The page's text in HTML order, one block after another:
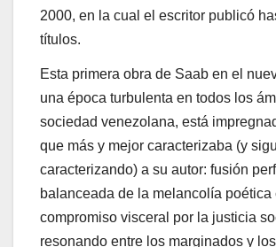
2000, en la cual el escritor publicó
títulos.
Esta primera obra de Saab en el
una época turbulenta en todos los
sociedad venezolana, está
que más y mejor caracterizaba (y
caracterizando) a su autor: fusión
balanceada de la melancolía poética
compromiso visceral por la justicia
resonando entre los marginados y